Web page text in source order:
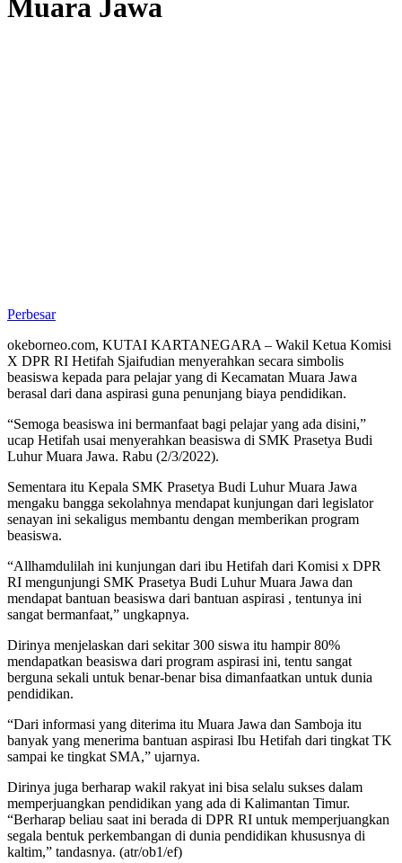
Muara Jawa
Perbesar
okeborneo.com, KUTAI KARTANEGARA – Wakil Ketua Komisi
X DPR RI Hetifah Sjaifudian menyerahkan secara simbolis
beasiswa kepada para pelajar yang di Kecamatan Muara Jawa
berasal dari dana aspirasi guna penunjang biaya pendidikan.
“Semoga beasiswa ini bermanfaat bagi pelajar yang ada disini,”
ucap Hetifah usai menyerahkan beasiswa di SMK Prasetya Budi
Luhur Muara Jawa. Rabu (2/3/2022).
Sementara itu Kepala SMK Prasetya Budi Luhur Muara Jawa
mengaku bangga sekolahnya mendapat kunjungan dari legislator
senayan ini sekaligus membantu dengan memberikan program
beasiswa.
“Allhamdulilah ini kunjungan dari ibu Hetifah dari Komisi x DPR
RI mengunjungi SMK Prasetya Budi Luhur Muara Jawa dan
mendapat bantuan beasiswa dari bantuan aspirasi , tentunya ini
sangat bermanfaat,” ungkapnya.
Dirinya menjelaskan dari sekitar 300 siswa itu hampir 80%
mendapatkan beasiswa dari program aspirasi ini, tentu sangat
berguna sekali untuk benar-benar bisa dimanfaatkan untuk dunia
pendidikan.
“Dari informasi yang diterima itu Muara Jawa dan Samboja itu
banyak yang menerima bantuan aspirasi Ibu Hetifah dari tingkat TK
sampai ke tingkat SMA,” ujarnya.
Dirinya juga berharap wakil rakyat ini bisa selalu sukses dalam
memperjuangkan pendidikan yang ada di Kalimantan Timur.
“Berharap beliau saat ini berada di DPR RI untuk memperjuangkan
segala bentuk perkembangan di dunia pendidikan khususnya di
kaltim,” tandasnya. (atr/ob1/ef)